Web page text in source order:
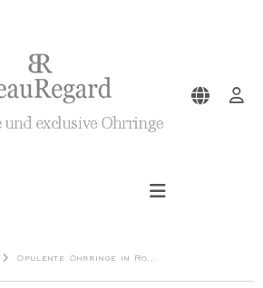
Opulente Ohrringe in Rot mit facettierten Perlen und floralen Details